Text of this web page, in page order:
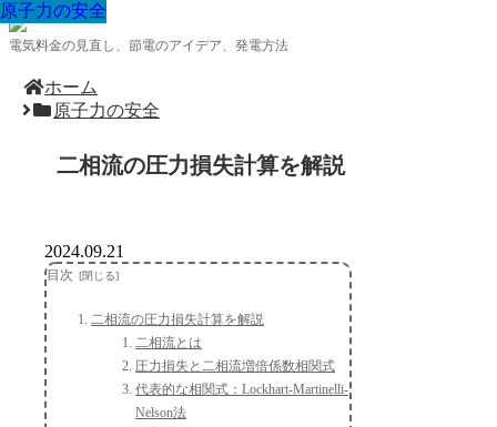
電気料金の見直し、節電のアイデア、発電方法
ホーム
原子力の安全
二相流の圧力損失計算を解説
原子力の安全
2024.09.21
目次
二相流の圧力損失計算を解説
二相流とは
圧力損失と二相流増倍係数相関式
代表的な相関式：Lockhart-Martinelli-
Nelson法
原子力の安全
原子力の安全
原子力の安全
原子力の安全
原子力の安全
原子力の安全
原子力の安全
原子力の安全